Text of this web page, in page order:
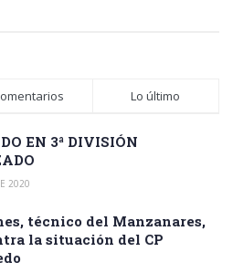
Lo último
EN 3ª DIVISIÓN
2020
técnico del Manzanares,
la situación del CP